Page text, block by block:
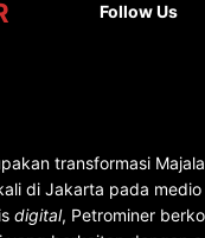
Follow Us
transformasi
di Jakarta pada
digital, Petrominer